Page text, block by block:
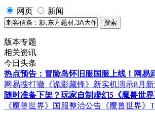
网页 新闻
版本专题
相关资讯
今日头条
热点预告：冒险岛怀旧服国服上线！网易
网易搜打撤《诡影藏锋》新实机演示8月
随时准备下架？玩家自制虚幻5《魔兽世
《魔兽世界》国服整治公告 《魔兽世界》